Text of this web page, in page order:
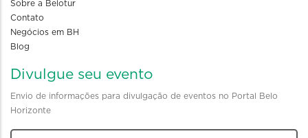
Sobre a Belotur
Contato
Negócios em BH
Blog
Divulgue seu evento
Envio de informações para divulgação de eventos no Portal Belo
Horizonte